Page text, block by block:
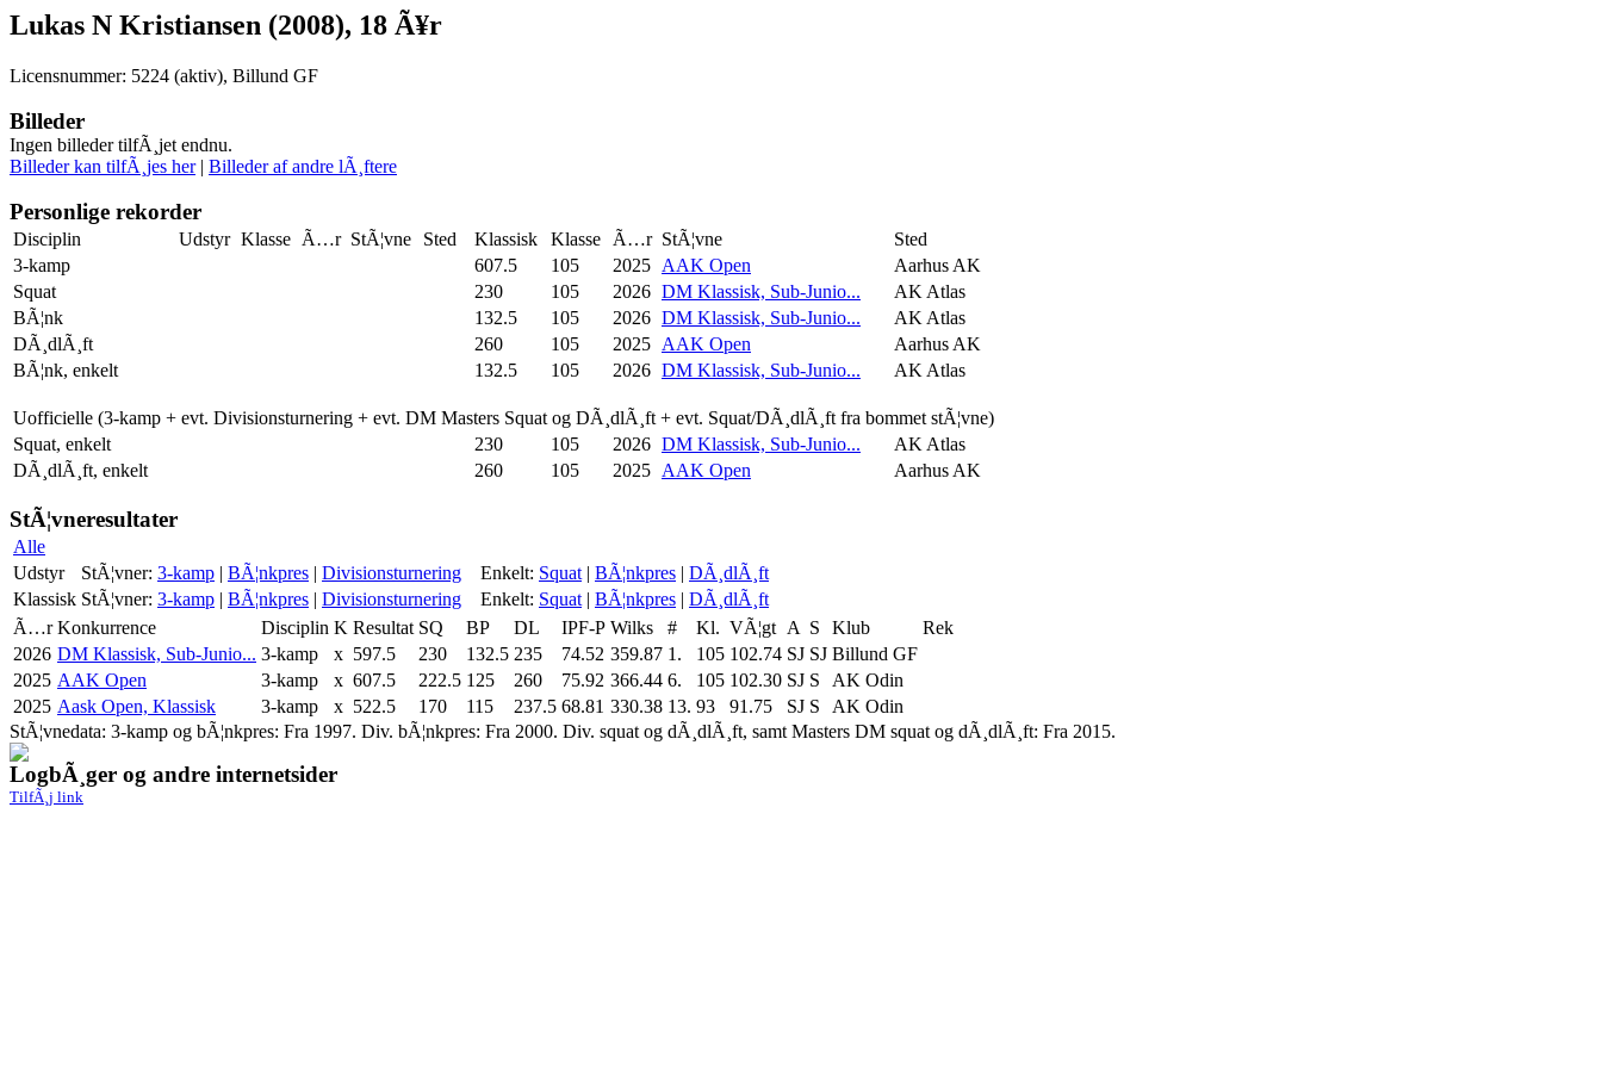
Lukas N Kristiansen (2008), 18 Ã¥r
Licensnummer: 5224 (aktiv), Billund GF
Billeder
Ingen billeder tilfÃ¸jet endnu.
Billeder kan tilfÃ¸jes her| Billeder af andre lÃ¸ftere
Personlige rekorder
Disciplin Udstyr Klasse Ã…r StÃ¦vne Sted Klassisk Klasse Ã…r StÃ¦vne
Sted
3-kamp
607.5 105 2025 AAK Open
Aarhus AK
Squat
230 105 2026 DM Klassisk, Sub-Junio...
AK Atlas
BÃ¦nk
132.5 105 2026 DM Klassisk, Sub-Junio...
AK Atlas
DÃ¸dlÃ¸ft
260 105 2025 AAK Open
Aarhus AK
BÃ¦nk, enkelt
132.5 105 2026 DM Klassisk, Sub-Junio... AK Atlas
Uofficielle (3-kamp + evt. Divisionsturnering + evt. DM Masters Squat og DÃ¸dlÃ¸ft + evt. Squat/DÃ¸dlÃ¸ft fra bommet stÃ¦vne)
Squat, enkelt
230 105 2026 DM Klassisk, Sub-Junio...
AK Atlas
DÃ¸dlÃ¸ft, enkelt
260 105 2025 AAK Open Aarhus AK
StÃ¦vneresultater
Alle
Udstyr
StÃ¦vner: 3-kamp | BÃ¦nkpres | Divisionsturnering Enkelt: Squat | BÃ¦nkpres | DÃ¸dlÃ¸ft
Klassisk StÃ¦vner: 3-kamp | BÃ¦nkpres | Divisionsturnering Enkelt: Squat | BÃ¦nkpres | DÃ¸dlÃ¸ft
Ã…r Konkurrence Disciplin K Resultat SQ BP DL IPF-P Wilks # Kl. VÃ¦gt A S Klub
Rek
2026 DM Klassisk, Sub-Junio... 3-kamp x 597.5 230 132.5 235 74.52 359.87 1. 105 102.74 SJ SJ Billund GF
2025 AAK Open 3-kamp x 607.5 222.5 125 260 75.92 366.44 6. 105 102.30 SJ S
AK Odin
2025 Aask Open, Klassisk 3-kamp x 522.5 170 115 237.5 68.81 330.38 13. 93 91.75 SJ S
AK Odin
StÃ¦vnedata: 3-kamp og bÃ¦nkpres: Fra 1997. Div. bÃ¦nkpres: Fra 2000. Div. squat og dÃ¸dlÃ¸ft, samt Masters DM squat og dÃ¸dlÃ¸ft: Fra 2015.
LogbÃ¸ger og andre internetsider
TilfÃ¸j link